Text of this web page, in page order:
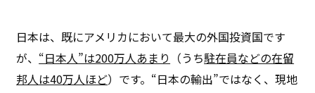
日本は、既にアメリカにおいて最大の外国投資国です
が、 “日本人”は200万人あまり （うち駐在員などの在留
邦人は40万人ほど）です。“日本の輸出”ではなく、現地